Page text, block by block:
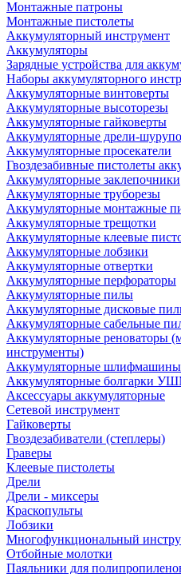
Монтажные патроны
Монтажные пистолеты
Аккумуляторный инструмент
Аккумуляторы
Зарядные устройства для
Наборы аккумуляторного
Аккумуляторные винтоверты
Аккумуляторные высоторезы
Аккумуляторные гайковерты
Аккумуляторные дрели-
Аккумуляторные просекатели
Гвоздезабивные пистолеты
Аккумуляторные заклепочники
Аккумуляторные труборезы
Аккумуляторные монтажные
Аккумуляторные трещотки
Аккумуляторные клеевые
Аккумуляторные лобзики
Аккумуляторные отвертки
Аккумуляторные перфораторы
Аккумуляторные пилы
Аккумуляторные дисковые
Аккумуляторные сабельные
Аккумуляторные реноваторы
инструменты)
Аккумуляторные шлифмашины
Аккумуляторные болгарки
Аксессуары аккумуляторные
Сетевой инструмент
Гайковерты
Гвоздезабиватели (степлеры)
Граверы
Клеевые пистолеты
Дрели
Дрели - миксеры
Краскопульты
Лобзики
Многофункциональный
Отбойные молотки
Паяльники для